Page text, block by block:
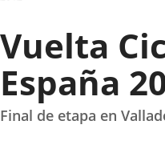
de
Valladolid
Vuelta
España
Final de etapa en